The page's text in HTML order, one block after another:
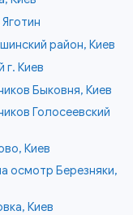
район, Киев
г. Киев
Быковня, Киев
Голосеевский
Киев
осмотр Березняки,
Киев